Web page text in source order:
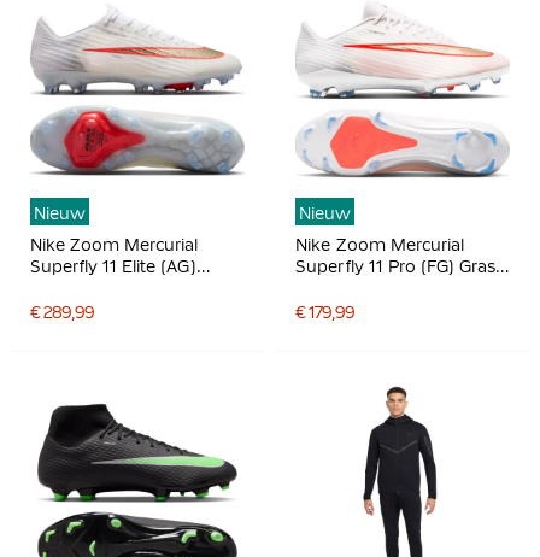
Nieuw
Nike Zoom Mercurial
Superfly 11 Elite (AG)
Voetbalschoenen (AG) Wit
€ 289,99
Nieuw
Nike Zoom Mercurial
Superfly 11 Pro (FG) Gras
Felrood Goud
€ 179,99